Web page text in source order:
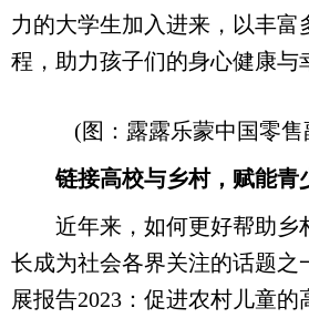
力的大学生加入进来，以丰富
程，助力孩子们的身心健康与
(图：露露乐蒙中国零售
链接高校与乡村，赋能青
近年来，如何更好帮助乡
长成为社会各界关注的话题之
展报告2023：促进农村儿童的